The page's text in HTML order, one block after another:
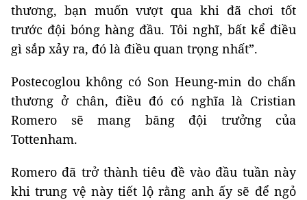
thương, bạn muốn vượt qua khi đã chơi tốt
trước đội bóng hàng đầu. Tôi nghĩ, bất kể điều
gì sắp xảy ra, đó là điều quan trọng nhất”.
Postecoglou không có Son Heung-min do chấn
thương ở chân, điều đó có nghĩa là Cristian
Romero sẽ mang băng đội trưởng của
Tottenham.
Romero đã trở thành tiêu đề vào đầu tuần này
khi trung vệ này tiết lộ rằng anh ấy sẽ để ngỏ